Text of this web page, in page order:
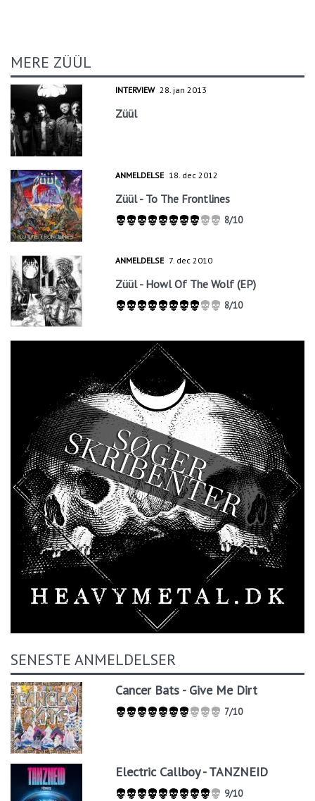
MERE ZÜÜL
INTERVIEW 28. jan 2013
Züül
ANMELDELSE 18. dec 2012
Züül - To The Frontlines
8/10
ANMELDELSE 7. dec 2010
Züül - Howl Of The Wolf (EP)
8/10
SENESTE ANMELDELSER
Cancer Bats - Give Me Dirt
7/10
Electric Callboy - TANZNEID
9/10